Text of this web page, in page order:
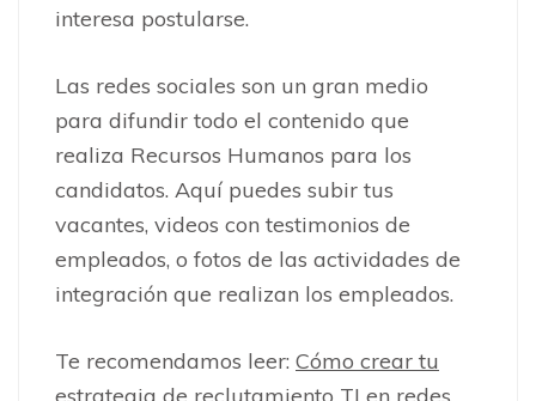
interesa postularse.
Las redes sociales son un gran medio
para difundir todo el contenido que
realiza Recursos Humanos para los
candidatos. Aquí puedes subir tus
vacantes, videos con testimonios de
empleados, o fotos de las actividades de
integración que realizan los empleados.
Te recomendamos leer: Cómo crear tu